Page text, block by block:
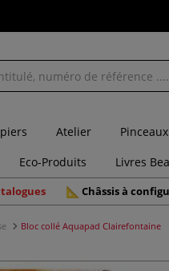
Atelier Pinceaux
Eco-Produits Livres
Châssis à
Bloc collé Aquapad Clairefontaine